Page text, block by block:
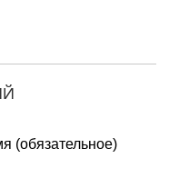
(обязательное)